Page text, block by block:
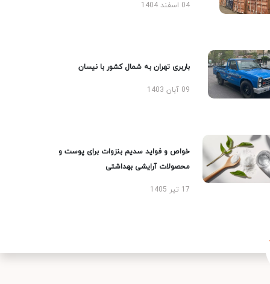
04 اسفند 1404
باربری تهران به شمال کشور با نیسان
09 آبان 1403
خواص و فواید سدیم بنزوات برای پوست و
محصولات آرایشی بهداشتی
17 تیر 1405